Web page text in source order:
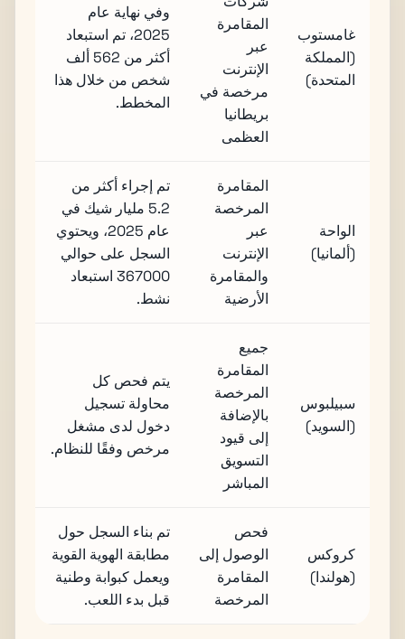
غامستوب
(المملكة
المتحدة)
المقامرة
عبر
الإنترنت
مرخصة في
بريطانيا
العظمى
وفي نهاية عام
2025، تم استبعاد
أكثر من 562 ألف
شخص من خلال هذا
المخطط.
الواحة
(ألمانيا)
المقامرة
المرخصة
عبر
الإنترنت
والمقامرة
الأرضية
تم إجراء أكثر من
5.2 مليار شيك في
عام 2025، ويحتوي
السجل على حوالي
367000 استبعاد
نشط.
سبيلبوس
(السويد)
جميع
المقامرة
المرخصة
بالإضافة
إلى قيود
التسويق
المباشر
يتم فحص كل
محاولة تسجيل
دخول لدى مشغل
مرخص وفقًا للنظام.
كروكس
(هولندا)
فحص
الوصول إلى
المقامرة
المرخصة
تم بناء السجل حول
مطابقة الهوية القوية
ويعمل كبوابة وطنية
قبل بدء اللعب.